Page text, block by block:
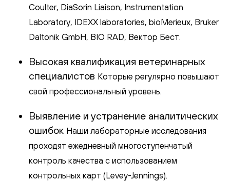
Coulter, DiaSorin Liaison, Instrumentation
Laboratory, IDEXX laboratories, bioMerieux, Bruker
Daltonik GmbH, BIO RAD, Вектор Бест.
Высокая квалификация ветеринарных
специалистов Которые регулярно повышают
свой профессиональный уровень.
Выявление и устранение аналитических
ошибок Наши лабораторные исследования
проходят ежедневный многоступенчатый
контроль качества с использованием
контрольных карт (Levey-Jennings).